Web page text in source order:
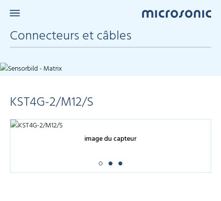
Connecteurs et câbles
KST4G-2/M12/S
image du capteur